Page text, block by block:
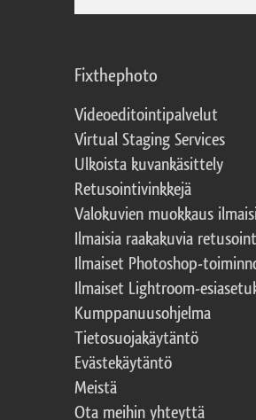
Fixthephoto
Videoeditointipalvelut
Virtual Staging Services
Ulkoista kuvankäsittely
Retusointivinkkejä
Valokuvien muokkaus
Ilmaisia raakakuvia
Ilmaiset Photoshop-
Ilmaiset Lightroom-
Kumppanuusohjelma
Tietosuojakäytäntö
Evästekäytäntö
Meistä
Ota meihin yhteyttä